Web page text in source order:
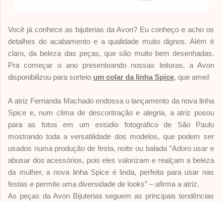
Você já conhece as bijuterias da Avon? Eu conheço e acho os
detalhes do acabamento e a qualidade muito dignos. Além é
claro, da beleza das peças, que são muito bem desenhadas.
Pra começar o ano presenteando nossas leitoras, a Avon
disponibilizou para sorteio um colar da linha Spice, que amei!
A atriz Fernanda Machado endossa o lançamento da nova linha
Spice e, num clima de descontração e alegria, a atriz posou
para as fotos em um estúdio fotográfico de São Paulo
mostrando toda a versatilidade dos modelos, que podem ser
usados numa produção de festa, noite ou balada “Adoro usar e
abusar dosacessórios, pois eles valorizam e realçam a beleza
da mulher, a nova linha Spice é linda, perfeita para usar nas
festas e permite uma diversidade de looks” – afirma a atriz.
As peças da Avon Bijuterias seguem as principais tendências